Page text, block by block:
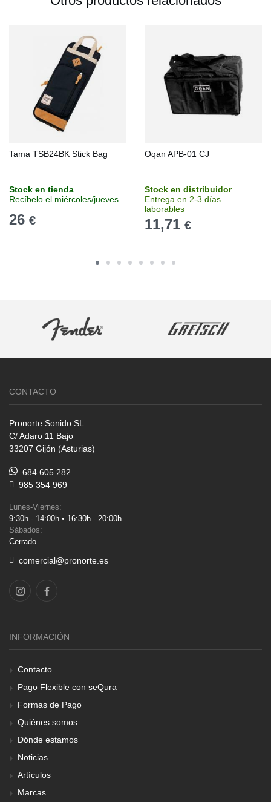
Tama TSB24BK Stick Bag
Stock en tienda
Recíbelo el miércoles/jueves
26 €
Oqan APB-01 CJ
Stock en distribuidor
Entrega en 2-3 días
laborables
11,71 €
CONTACTO
Pronorte Sonido SL
C/ Adaro 11 Bajo
33207 Gijón (Asturias)
684 605 282
985 354 969
Lunes-Viernes:
9:30h - 14:00h • 16:30h - 20:00h
Sábados:
Cerrado
comercial@pronorte.es
INFORMACIÓN
Contacto
Pago Flexible con seQura
Formas de Pago
Quiénes somos
Dónde estamos
Noticias
Artículos
Marcas